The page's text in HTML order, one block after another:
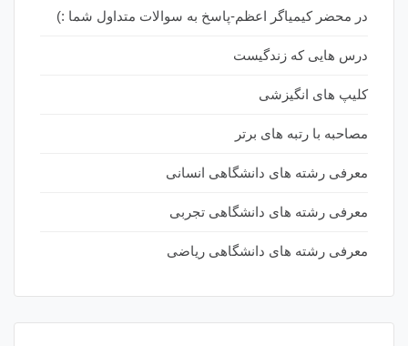
در محضر کیمیاگر اعظم-پاسخ به سوالات متداول شما :)
درس هایی که زندگیست
کلیپ های انگیزشی
مصاحبه با رتبه های برتر
معرفی رشته های دانشگاهی انسانی
معرفی رشته های دانشگاهی تجربی
معرفی رشته های دانشگاهی ریاضی